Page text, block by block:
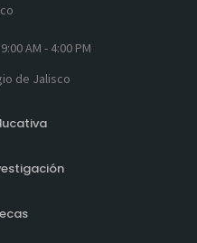
AM - 4:00 PM
de Jalisco